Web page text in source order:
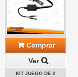
Comprar
Ver
KIT JUEGO DE 2